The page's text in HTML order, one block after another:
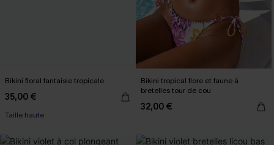
Bikini floral fantaisie tropicale
35,00 €
Taille haute
Bikini tropical flore et faune à
bretelles tour de cou
32,00 €